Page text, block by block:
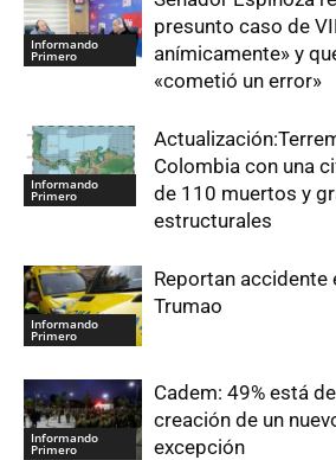
Informando
Primero
presunto caso de
anímicamente» y
«cometió un error»
Informando
Primero
Colombia con una
de 110 muertos y
estructurales
Informando
Primero
Reportan accidente
Trumao
Informando
Primero
Cadem: 49% está
creación de un
excepción